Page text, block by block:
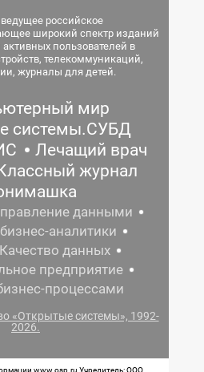
российское
широкий спектр изданий
пользователей в
телекоммуникаций,
журналы для детей.
мир
системы.СУБД
Лечащий врач
журнал
данными
аналитики
Качество данных
предприятие
процессами
«Открытые системы», 1992-
2026.
www.osp.ru Учредитель: ООО